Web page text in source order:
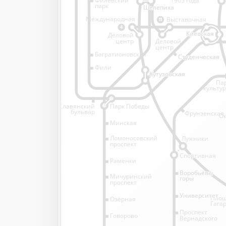
4
11
Лужники
Деловой
центр
Шелепиха
Шелепиха
Минская
Ломоносовский
проспект
Раменки
Парк Победы
парк
Багратионовская
Фили
Международная
Спортивная
Спортивная
Фрунзенская
Славянский
бульвар
Выставочная
Проспект
Вернадского
Деловой
центр
Киевская
Киевская
Студенческая
Студенческая
Кутузовская
Кутузовская
Воробьёвы
горы
Воробьёвы
горы
Университет
Университет
Говорово
Озёрная
Мичуринский
проспект